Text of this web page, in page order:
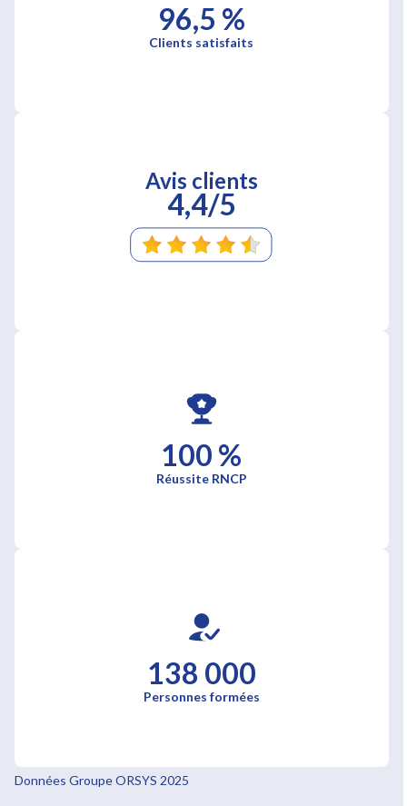
96,5 %
Clients satisfaits
Avis clients
4,4/5
100 %
Réussite RNCP
138 000
Personnes formées
Données Groupe ORSYS 2025